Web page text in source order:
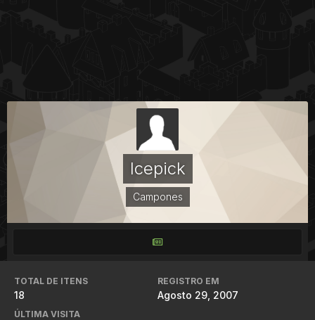
Icepick
Campones
TOTAL DE ITENS
18
REGISTRO EM
Agosto 29, 2007
ÚLTIMA VISITA